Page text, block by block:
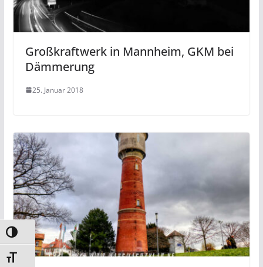
Umschalten auf hohe Kontraste
Schrift vergrößern
Großkraftwerk in Mannheim, GKM bei
Dämmerung
25. Januar 2018